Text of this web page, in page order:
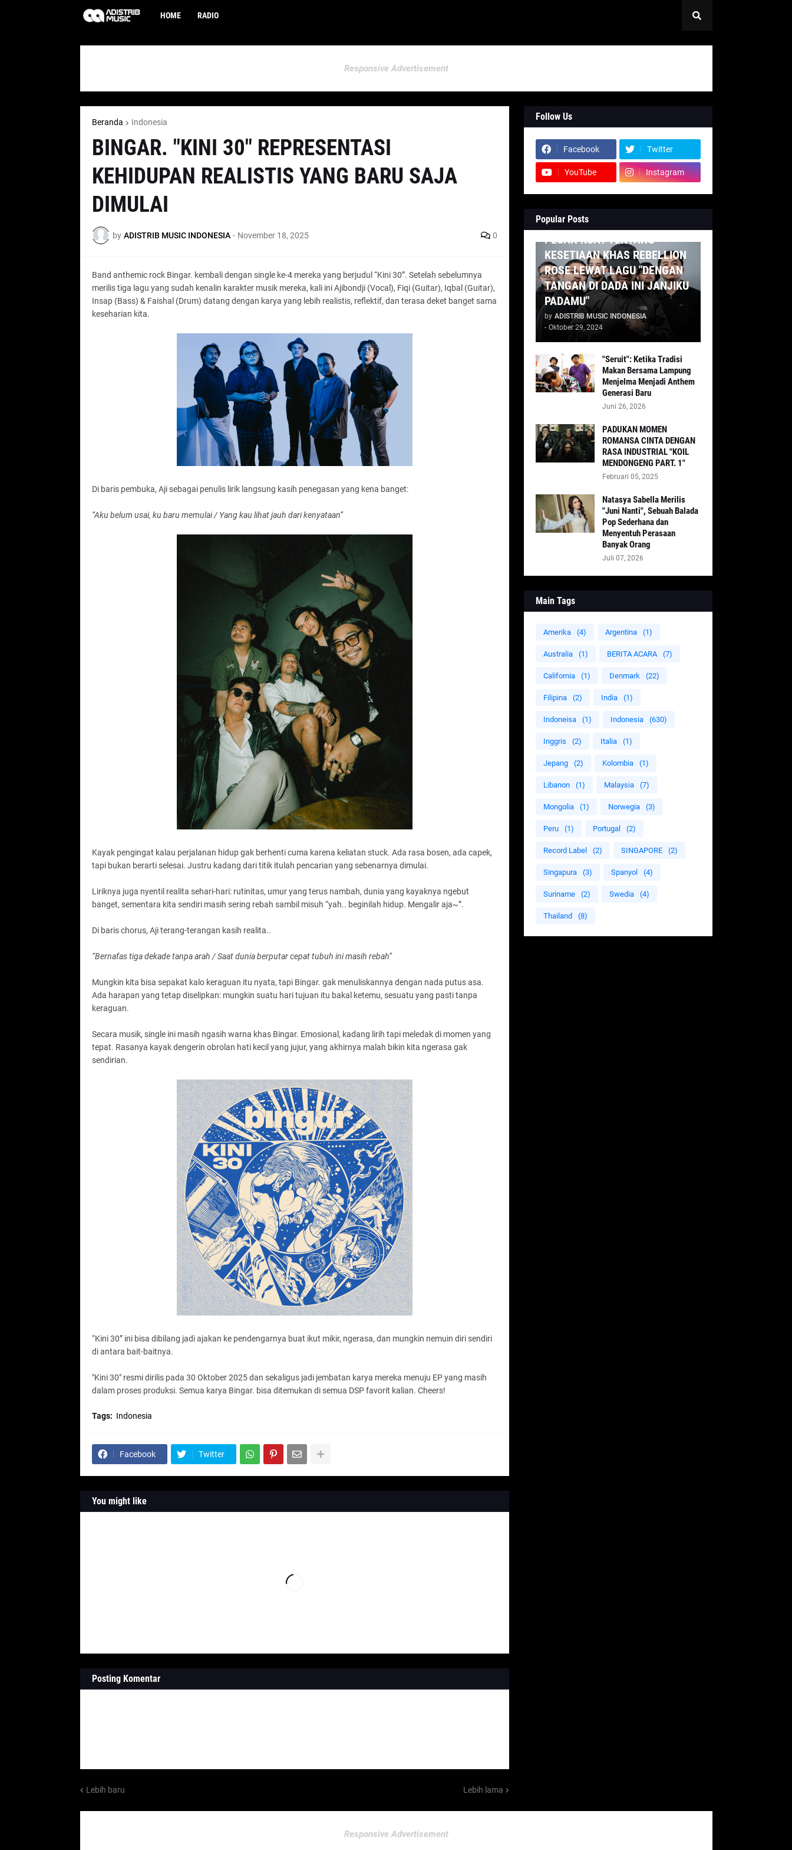
HOME RADIO
Responsive Advertisement
Beranda Indonesia
BINGAR. "KINI 30" REPRESENTASI
KEHIDUPAN REALISTIS YANG BARU SAJA
DIMULAI
by ADISTRIB MUSIC INDONESIA - November 18, 2025 0
Band anthemic rock Bingar. kembali dengan single ke-4 mereka yang berjudul “Kini 30”. Setelah sebelumnya
merilis tiga lagu yang sudah kenalin karakter musik mereka, kali ini Ajibondji (Vocal), Fiqi (Guitar), Iqbal (Guitar),
Insap (Bass) & Faishal (Drum) datang dengan karya yang lebih realistis, reflektif, dan terasa deket banget sama
keseharian kita.
Di baris pembuka, Aji sebagai penulis lirik langsung kasih penegasan yang kena banget:
“Aku belum usai, ku baru memulai / Yang kau lihat jauh dari kenyataan”
Kayak pengingat kalau perjalanan hidup gak berhenti cuma karena keliatan stuck. Ada rasa bosen, ada capek,
tapi bukan berarti selesai. Justru kadang dari titik itulah pencarian yang sebenarnya dimulai.
Liriknya juga nyentil realita sehari-hari: rutinitas, umur yang terus nambah, dunia yang kayaknya ngebut
banget, sementara kita sendiri masih sering rebah sambil misuh “yah.. beginilah hidup. Mengalir aja~”.
Di baris chorus, Aji terang-terangan kasih realita..
“Bernafas tiga dekade tanpa arah / Saat dunia berputar cepat tubuh ini masih rebah”
Mungkin kita bisa sepakat kalo keraguan itu nyata, tapi Bingar. gak menuliskannya dengan nada putus asa.
Ada harapan yang tetap diselipkan: mungkin suatu hari tujuan itu bakal ketemu, sesuatu yang pasti tanpa
keraguan.
Secara musik, single ini masih ngasih warna khas Bingar. Emosional, kadang lirih tapi meledak di momen yang
tepat. Rasanya kayak dengerin obrolan hati kecil yang jujur, yang akhirnya malah bikin kita ngerasa gak
sendirian.
“Kini 30” ini bisa dibilang jadi ajakan ke pendengarnya buat ikut mikir, ngerasa, dan mungkin nemuin diri sendiri
di antara bait-baitnya.
"Kini 30" resmi dirilis pada 30 Oktober 2025 dan sekaligus jadi jembatan karya mereka menuju EP yang masih
dalam proses produksi. Semua karya Bingar. bisa ditemukan di semua DSP favorit kalian. Cheers!
Tags: Indonesia
Facebook Twitter
You might like
Posting Komentar
Lebih baru Lebih lama
Follow Us
Facebook Twitter
YouTube Instagram
Popular Posts
INDONESIA
PESAN KUAT TENTANG
KESETIAAN KHAS REBELLION
ROSE LEWAT LAGU "DENGAN
TANGAN DI DADA INI JANJIKU
PADAMU"
by ADISTRIB MUSIC INDONESIA
- Oktober 29, 2024
"Seruit": Ketika Tradisi
Makan Bersama Lampung
Menjelma Menjadi Anthem
Generasi Baru
Juni 26, 2026
PADUKAN MOMEN
ROMANSA CINTA DENGAN
RASA INDUSTRIAL "KOIL
MENDONGENG PART. 1"
Februari 05, 2025
Natasya Sabella Merilis
"Juni Nanti", Sebuah Balada
Pop Sederhana dan
Menyentuh Perasaan
Banyak Orang
Juli 07, 2026
Main Tags
Amerika (4) Argentina (1)
Australia (1) BERITA ACARA (7)
California (1) Denmark (22)
Filipina (2) India (1)
Indoneisa (1) Indonesia (630)
Inggris (2) Italia (1)
Jepang (2) Kolombia (1)
Libanon (1) Malaysia (7)
Mongolia (1) Norwegia (3)
Peru (1) Portugal (2)
Record Label (2) SINGAPORE (2)
Singapura (3) Spanyol (4)
Suriname (2) Swedia (4)
Thailand (8)
Responsive Advertisement